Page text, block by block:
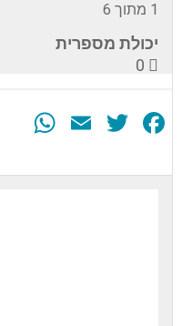
1 מתוך 6
יכולת מספרית
0
Facebook
Twitter
Email